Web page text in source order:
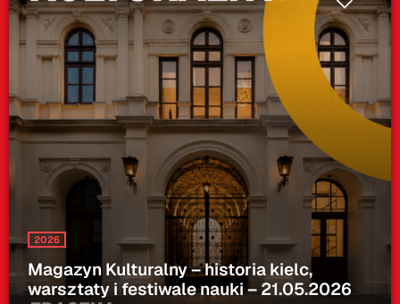
2026
Magazyn Kulturalny – historia kielc,
warsztaty i festiwale nauki – 21.05.2026